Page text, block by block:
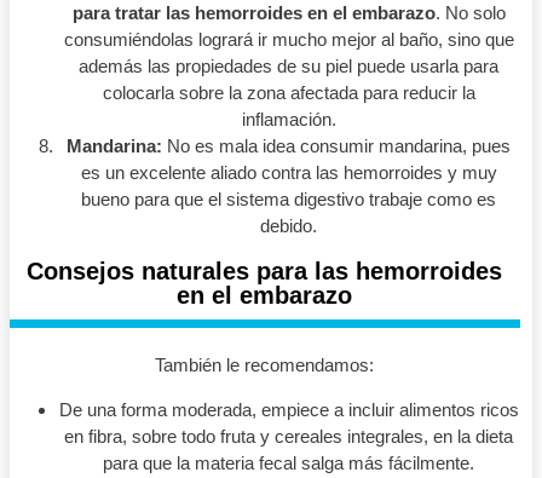
para tratar las hemorroides en el embarazo. No solo
consumiéndolas logrará ir mucho mejor al baño, sino que
además las propiedades de su piel puede usarla para
colocarla sobre la zona afectada para reducir la
inflamación.
Mandarina: No es mala idea consumir mandarina, pues
es un excelente aliado contra las hemorroides y muy
bueno para que el sistema digestivo trabaje como es
debido.
Consejos naturales para las hemorroides
en el embarazo
También le recomendamos:
De una forma moderada, empiece a incluir alimentos ricos
en fibra, sobre todo fruta y cereales integrales, en la dieta
para que la materia fecal salga más fácilmente.